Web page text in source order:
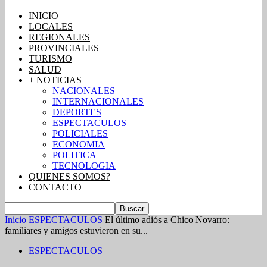
INICIO
LOCALES
REGIONALES
PROVINCIALES
TURISMO
SALUD
+ NOTICIAS
NACIONALES
INTERNACIONALES
DEPORTES
ESPECTACULOS
POLICIALES
ECONOMIA
POLITICA
TECNOLOGIA
QUIENES SOMOS?
CONTACTO
Inicio ESPECTACULOS El último adiós a Chico Novarro:
familiares y amigos estuvieron en su...
ESPECTACULOS